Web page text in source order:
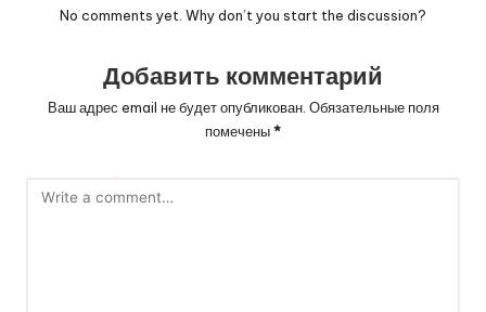
No comments yet. Why don’t you start the discussion?
Добавить комментарий
Ваш адрес email не будет опубликован. Обязательные поля
помечены*